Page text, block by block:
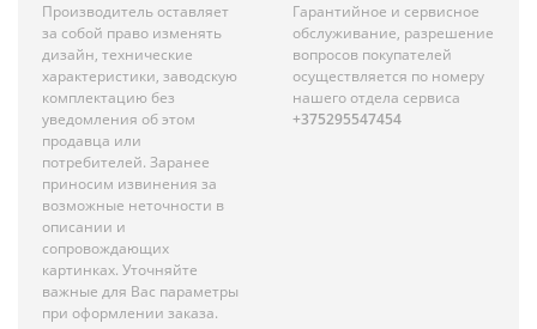
Производитель оставляет
за собой право изменять
дизайн, технические
характеристики, заводскую
комплектацию без
уведомления об этом
продавца или
потребителей. Заранее
приносим извинения за
возможные неточности в
описании и
сопровождающих
картинках. Уточняйте
важные для Вас параметры
при оформлении заказа.
Гарантийное и сервисное
обслуживание, разрешение
вопросов покупателей
осуществляется по номеру
нашего отдела сервиса
+375295547454